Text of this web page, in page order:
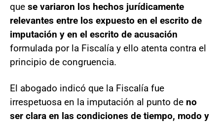
que se variaron los hechos jurídicamente
relevantes entre los expuesto en el escrito de
imputación y en el escrito de acusación
formulada por la Fiscalía y ello atenta contra el
principio de congruencia.
El abogado indicó que la Fiscalía fue
irrespetuosa en la imputación al punto de no
ser clara en las condiciones de tiempo, modo y